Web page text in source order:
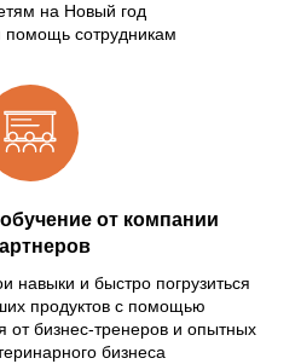
от компании
навыки и быстро погрузиться
от бизнес-тренерови опытных
бизнеса
на Новый год
помощь сотрудникам